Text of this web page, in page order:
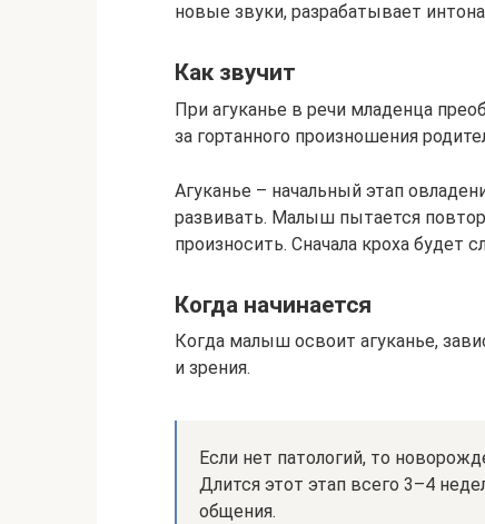
новые звуки, разрабатывает
Как звучит
При агуканье в речи младенца
за гортанного произношения
Агуканье – начальный этап
развивать. Малыш пытается
произносить. Сначала кроха будет
Когда начинается
Когда малыш освоит агуканье,
и зрения.
Если нет патологий, то
Длится этот этап всего 3–4
общения.